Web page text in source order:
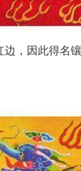
，因此得名